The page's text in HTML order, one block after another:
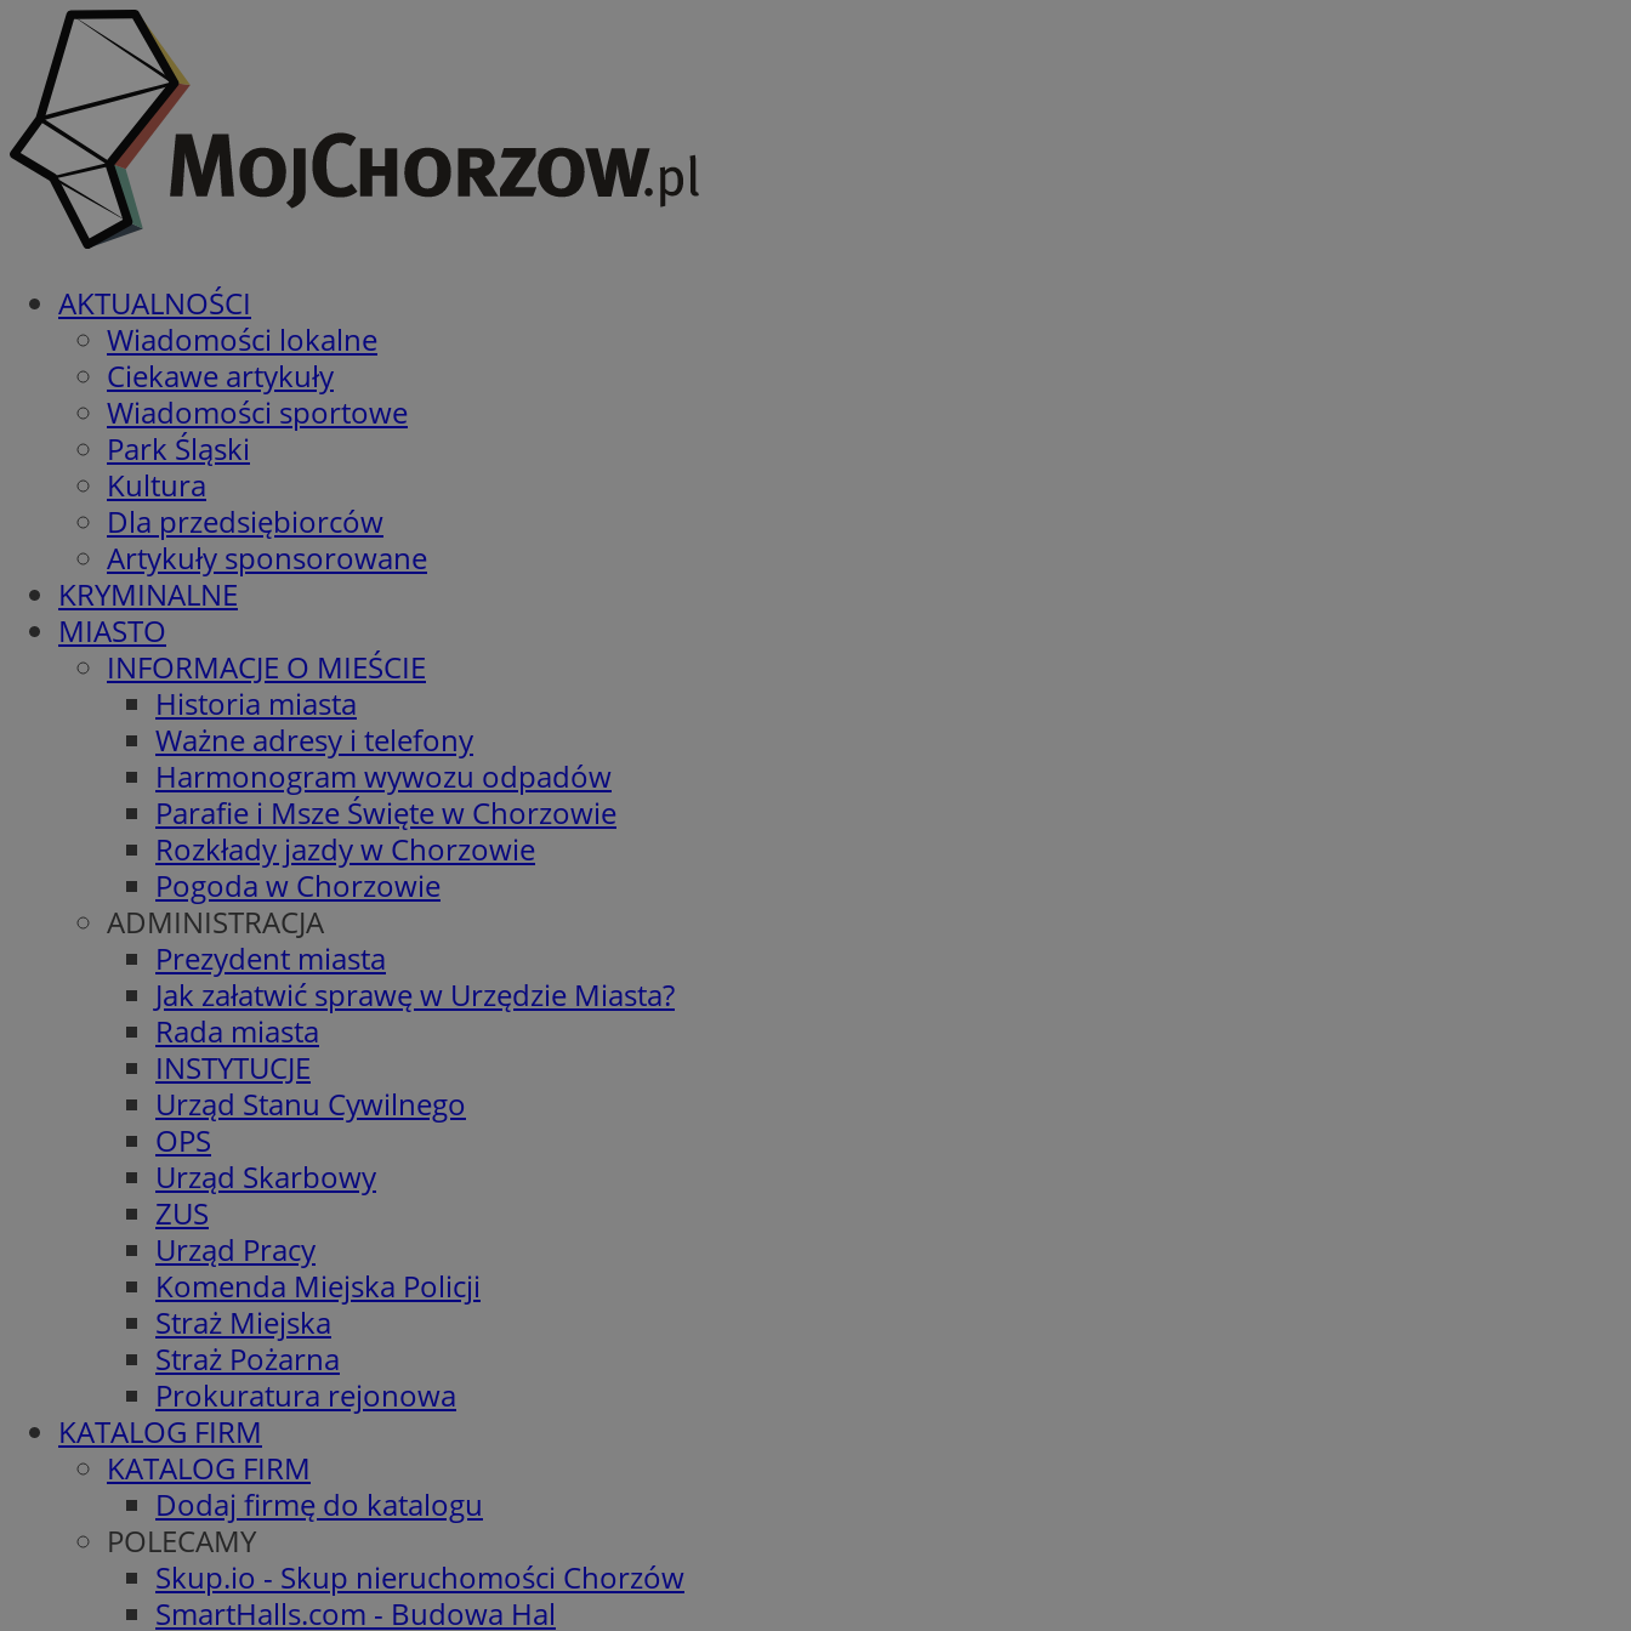
AKTUALNOŚCI
Wiadomości lokalne
Ciekawe artykuły
Wiadomości sportowe
Park Śląski
Kultura
Dla przedsiębiorców
Artykuły sponsorowane
KRYMINALNE
MIASTO
INFORMACJE O MIEŚCIE
Historia miasta
Ważne adresy i telefony
Harmonogram wywozu odpadów
Parafie i Msze Święte w Chorzowie
Rozkłady jazdy w Chorzowie
Pogoda w Chorzowie
ADMINISTRACJA
Prezydent miasta
Jak załatwić sprawę w Urzędzie Miasta?
Rada miasta
INSTYTUCJE
Urząd Stanu Cywilnego
OPS
Urząd Skarbowy
ZUS
Urząd Pracy
Komenda Miejska Policji
Straż Miejska
Straż Pożarna
Prokuratura rejonowa
KATALOG FIRM
KATALOG FIRM
Dodaj firmę do katalogu
POLECAMY
Skup.io - Skup nieruchomości Chorzów
SmartHalls.com - Budowa Hal